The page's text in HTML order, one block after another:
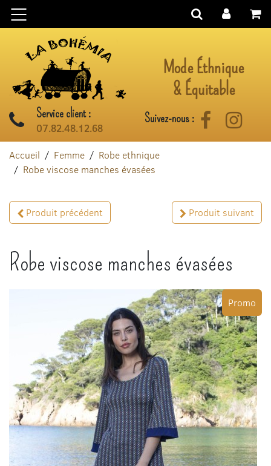
Aller au contenu
Mode Éthnique
& Équitable
Service client :
07.82.48.12.68
Suivez-nous : Facebook
Accueil Femme
Robe ethnique
Robe viscose manches évasées
Produit précédent Produit suivant
Robe viscose manches évasées
Promo